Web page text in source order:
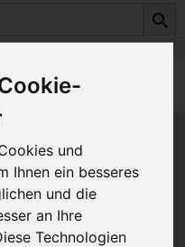
und
Ihnen ein besseres
und die
an Ihre
Technologien
ist leider zur Zeit